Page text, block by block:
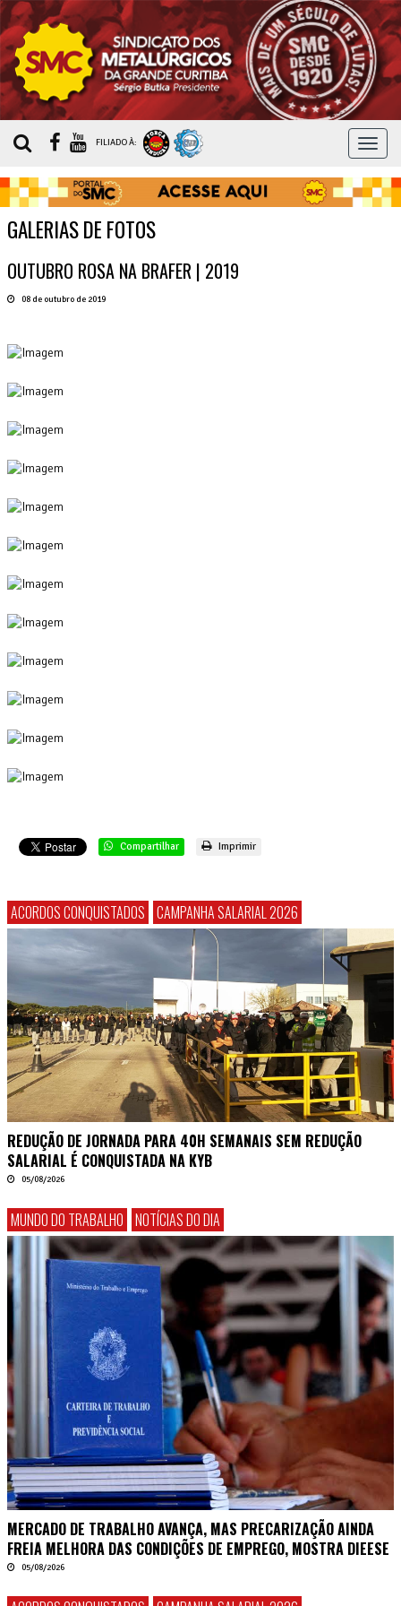
MENU
FILIADO À:
GALERIAS DE FOTOS
OUTUBRO ROSA NA BRAFER | 2019
08 de outubro de 2019
Compartilhar Imprimir
ACORDOS CONQUISTADOS CAMPANHA SALARIAL 2026
REDUÇÃO DE JORNADA PARA 40H SEMANAIS SEM REDUÇÃO
SALARIAL É CONQUISTADA NA KYB
05/08/2026
MUNDO DO TRABALHO NOTÍCIAS DO DIA
MERCADO DE TRABALHO AVANÇA, MAS PRECARIZAÇÃO AINDA
FREIA MELHORA DAS CONDIÇÕES DE EMPREGO, MOSTRA DIEESE
05/08/2026